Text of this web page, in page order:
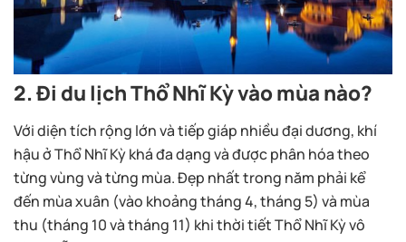
2. Đi du lịch Thổ Nhĩ Kỳ vào mùa nào?
Với diện tích rộng lớn và tiếp giáp nhiều đại dương, khí
hậu ở Thổ Nhĩ Kỳ khá đa dạng và được phân hóa theo
từng vùng và từng mùa. Đẹp nhất trong năm phải kể
đến mùa xuân (vào khoảng tháng 4, tháng 5) và mùa
thu (tháng 10 và tháng 11) khi thời tiết Thổ Nhĩ Kỳ vô